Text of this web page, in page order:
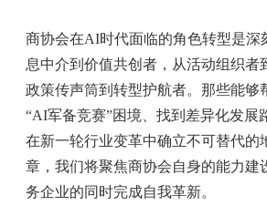
商协会在AI时代面临的角色转型是深
息中介到价值共创者，从活动组织者
政策传声筒到转型护航者。那些能够
“AI军备竞赛”困境、找到差异化发展
在新一轮行业变革中确立不可替代的
章，我们将聚焦商协会自身的能力建
务企业的同时完成自我革新。